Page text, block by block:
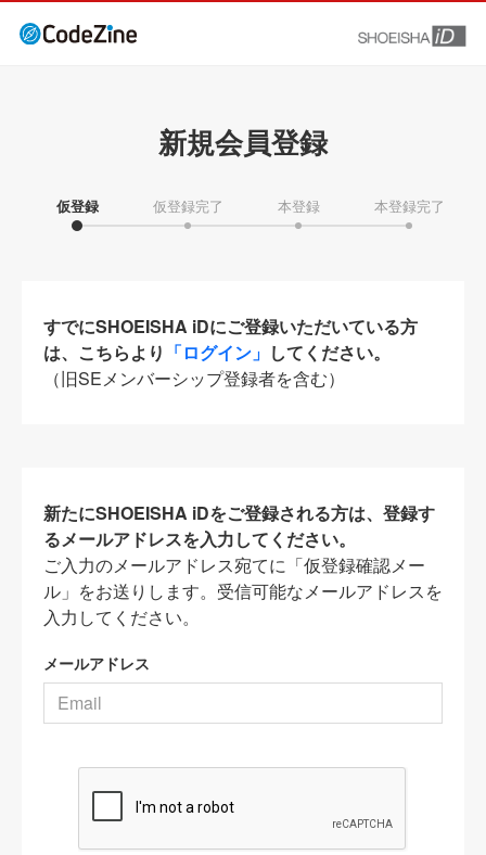
新規会員登録
仮登録 仮登録完了 本登録 本登録完了
すでにSHOEISHA iDにご登録いただいている方
は、こちらより 「ログイン」 してください。
（旧SEメンバーシップ登録者を含む）
新たにSHOEISHA iDをご登録される方は、登録す
るメールアドレスを入力してください。
ご入力のメールアドレス宛てに「仮登録確認メー
ル」をお送りします。受信可能なメールアドレスを
入力してください。
メールアドレス